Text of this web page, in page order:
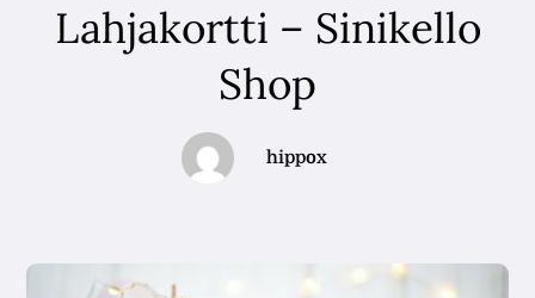
VÄRIANALYYSI
Lahjakortti – Sinikello
Shop
hippox